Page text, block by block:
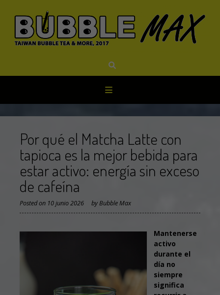
content
Por qué el Matcha Latte con
tapioca es la mejor bebida para
estar activo: energía sin exceso
de cafeína
Posted on 10 junio 2026 byBubble Max
Mantenerse
activo
durante el
día no
siempre
significa